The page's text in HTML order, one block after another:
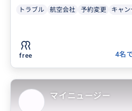
トラブル 航空会社 予約変更 キャン
free
4名
マイニュージー